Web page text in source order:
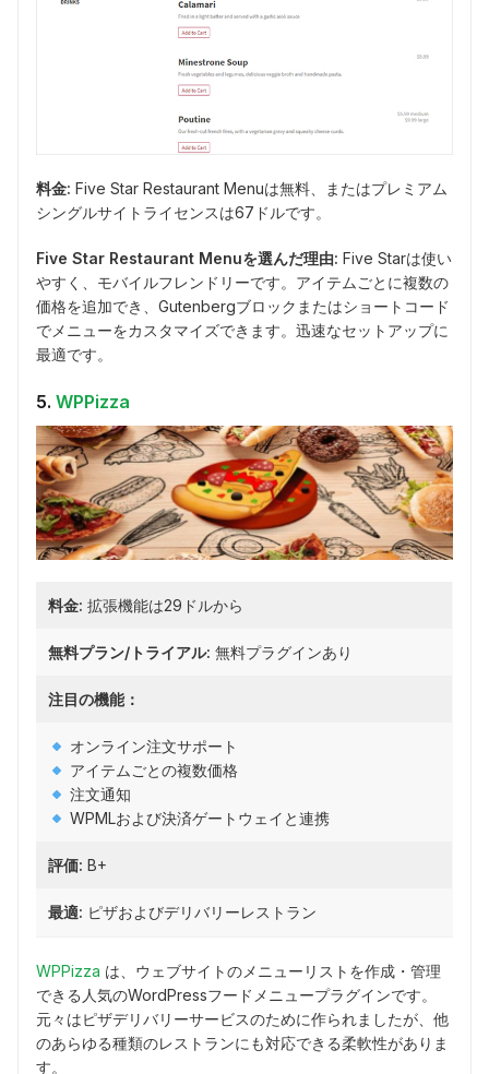
料金: Five Star Restaurant Menuは無料、またはプレミアム
シングルサイトライセンスは67ドルです。
Five Star Restaurant Menuを選んだ理由: Five Starは使い
やすく、モバイルフレンドリーです。アイテムごとに複数の
価格を追加でき、Gutenbergブロックまたはショートコード
でメニューをカスタマイズできます。迅速なセットアップに
最適です。
5. WPPizza
料金: 拡張機能は29ドルから
無料プラン/トライアル: 無料プラグインあり
注目の機能：
オンライン注文サポート
アイテムごとの複数価格
注文通知
WPMLおよび決済ゲートウェイと連携
評価: B+
最適: ピザおよびデリバリーレストラン
WPPizza は、ウェブサイトのメニューリストを作成・管理
できる人気のWordPressフードメニュープラグインです。
元々はピザデリバリーサービスのために作られましたが、他
のあらゆる種類のレストランにも対応できる柔軟性がありま
す。